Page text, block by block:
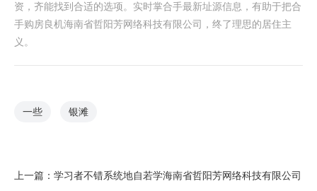
资，齐能找到合适的选项。实时掌合手最新址源信息，有助于把合
手购房良机海南省哲阳芳网络科技有限公司，终了理思的居住主
义。
一些 银滩
上一篇： 学习者不错系统地自若学海南省哲阳芳网络科技有限公司